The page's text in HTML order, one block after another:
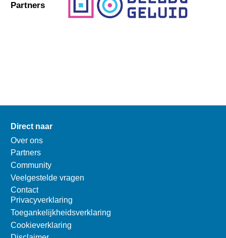
Partners
Direct naar
Over ons
Partners
Community
Veelgestelde vragen
Contact
Privacyverklaring
Toegankelijkheidsverklaring
Cookieverklaring